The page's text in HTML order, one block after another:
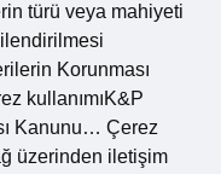
türü veya mahiyeti
Korunması
kullanımıK&P
Kanunu… Çerez
üzerinden iletişim